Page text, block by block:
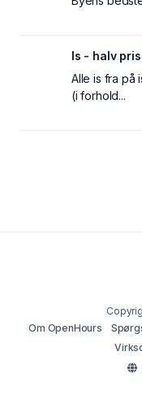
Is - halv
Alle is fra på
(i forhold...
Om OpenHours